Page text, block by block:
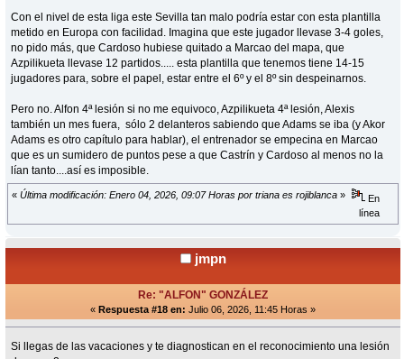
Con el nivel de esta liga este Sevilla tan malo podría estar con esta plantilla
metido en Europa con facilidad. Imagina que este jugador llevase 3-4 goles,
no pido más, que Cardoso hubiese quitado a Marcao del mapa, que
Azpilikueta llevase 12 partidos..... esta plantilla que tenemos tiene 14-15
jugadores para, sobre el papel, estar entre el 6º y el 8º sin despeinarnos.
Pero no. Alfon 4ª lesión si no me equivoco, Azpilikueta 4ª lesión, Alexis
también un mes fuera, sólo 2 delanteros sabiendo que Adams se iba (y Akor
Adams es otro capítulo para hablar), el entrenador se empecina en Marcao
que es un sumidero de puntos pese a que Castrín y Cardoso al menos no la
lían tanto....así es imposible.
« Última modificación: Enero 04, 2026, 09:07 Horas por triana es rojiblanca »
En
línea
jmpn
Re: "ALFON" GONZÁLEZ
« Respuesta #18 en: Julio 06, 2026, 11:45 Horas »
Si llegas de las vacaciones y te diagnostican en el reconocimiento una lesión